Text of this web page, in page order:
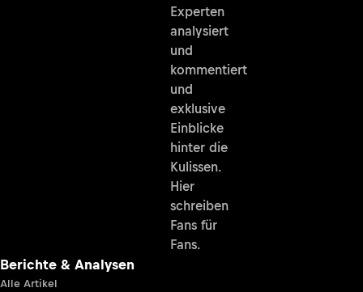
Experten
analysiert
und
kommentiert
und
exklusive
Einblicke
hinter die
Kulissen.
Hier
schreiben
Fans für
Fans.
Berichte & Analysen
Alle Artikel